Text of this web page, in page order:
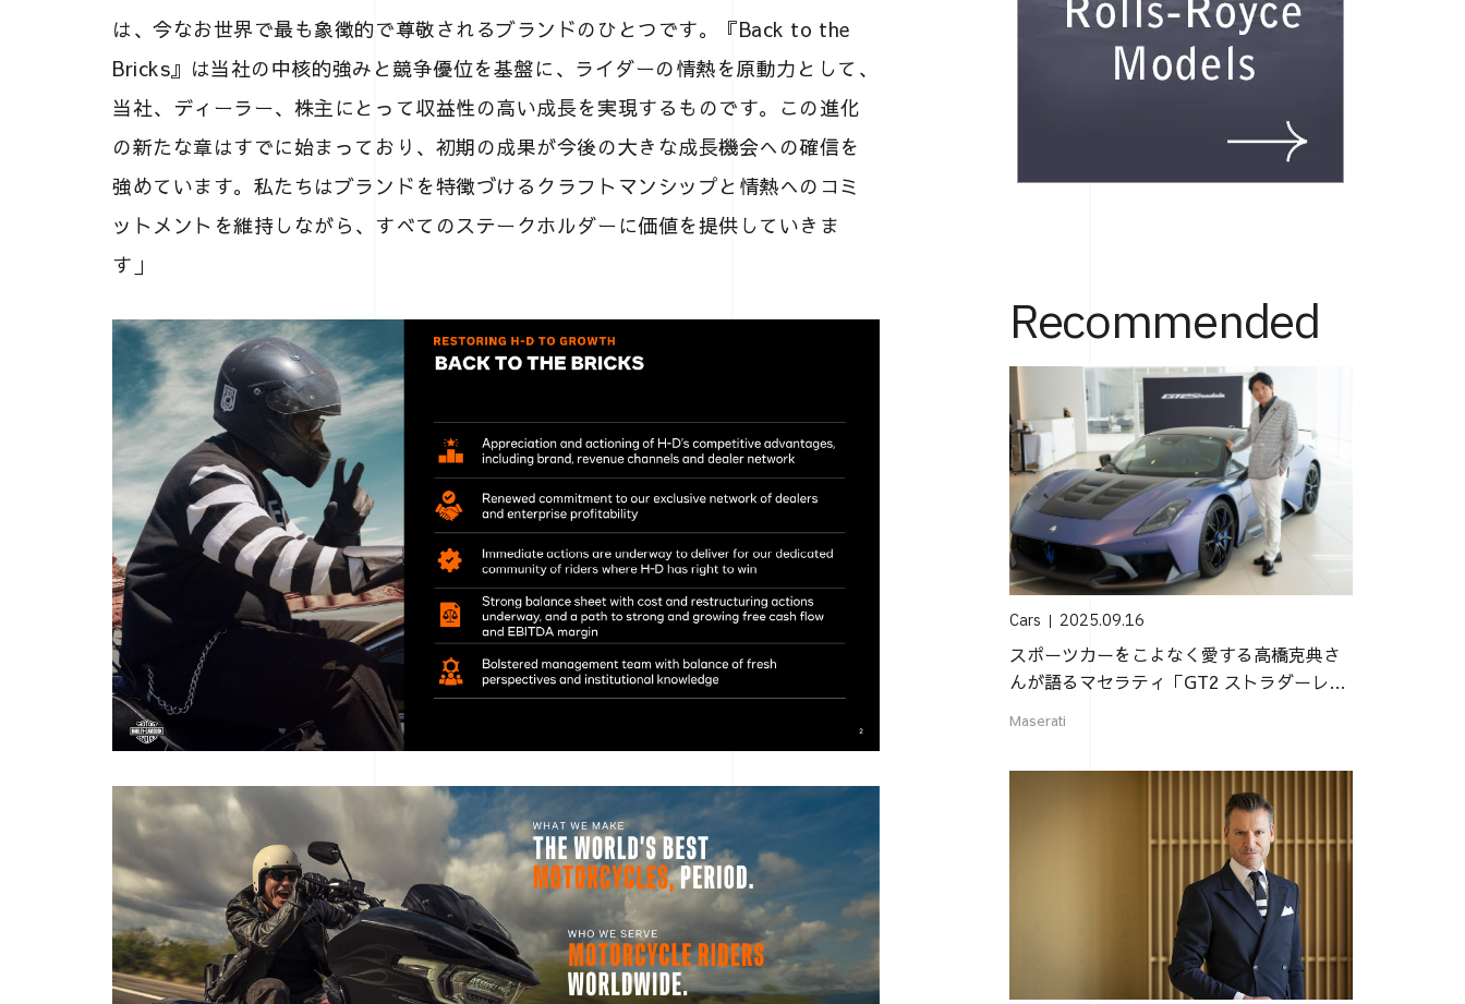
は、今なお世界で最も象徴的で尊敬されるブランドのひとつです。『Back to the
Bricks』は当社の中核的強みと競争優位を基盤に、ライダーの情熱を原動力として、
当社、ディーラー、株主にとって収益性の高い成長を実現するものです。この進化
の新たな章はすでに始まっており、初期の成果が今後の大きな成長機会への確信を
強めています。私たちはブランドを特徴づけるクラフトマンシップと情熱へのコミ
ットメントを維持しながら、すべてのステークホルダーに価値を提供していきま
す」
Recommended
Cars 2025.09.16
スポーツカーをこよなく愛する高橋克典さ
んが語るマセラティ「GT2 ストラダーレ」
Maserati